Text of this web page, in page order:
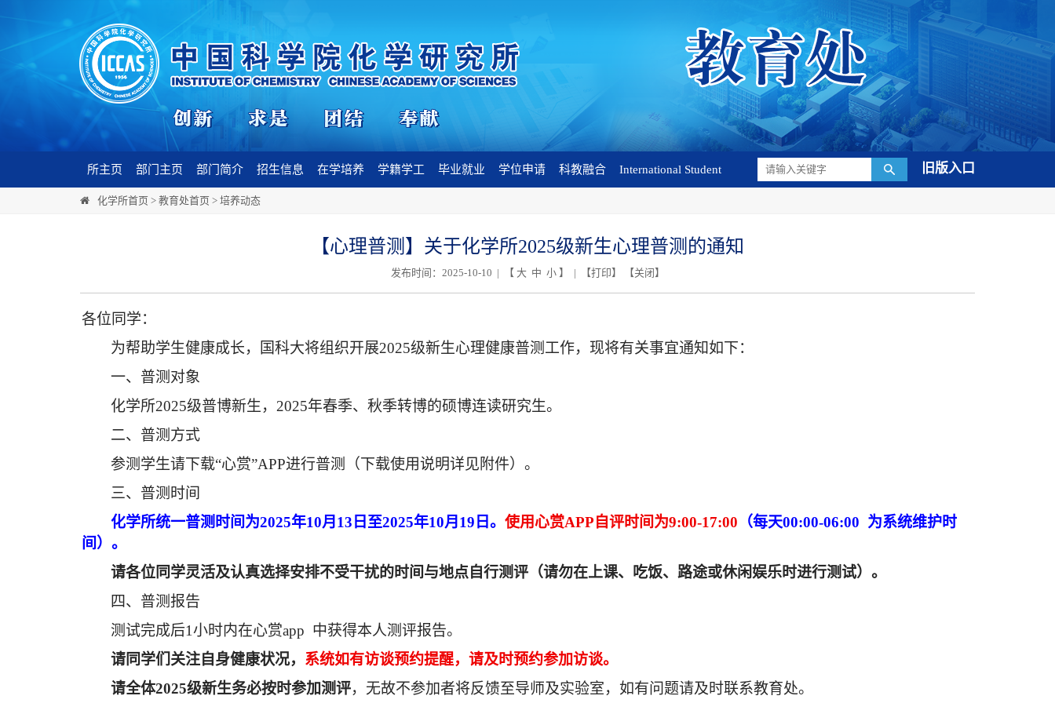
所主页 部门主页 部门简介 招生信息 在学培养 学籍学工 毕业就业 学位申请 科教融合 International Student 旧版入口
化学所首页 > 教育处首页 > 培养动态
【心理普测】关于化学所2025级新生心理普测的通知
发布时间：2025-10-10 | 【 大 中 小】 | 【打印】 【关闭 】
各位同学：
为帮助学生健康成长，国科大将组织开展2025级新生心理健康普测工作，现将有关事宜通知如下：
一、普测对象
化学所2025级普博新生，2025年春季、秋季转博的硕博连读研究生。
二、普测方式
参测学生请下载“心赏”APP进行普测（下载使用说明详见附件）。
三、普测时间
化学所统一普测时间为2025年10月13日至2025年10月19日。 使用心赏APP自评时间为9:00-17:00 （每天00:00-06:00 为系统维护时
间）。
请各位同学灵活及认真选择安排不受干扰的时间与地点自行测评（请勿在上课、吃饭、路途或休闲娱乐时进行测试）。
四、普测报告
测试完成后1小时内在心赏app 中获得本人测评报告。
请同学们关注自身健康状况， 系统如有访谈预约提醒，请及时预约参加访谈。
请全体2025级新生务必按时参加测评，无故不参加者将反馈至导师及实验室，如有问题请及时联系教育处。